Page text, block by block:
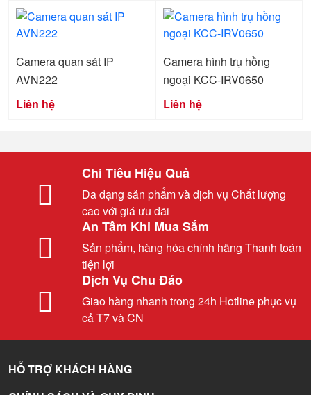
Camera quan sát IP
AVN222
Liên hệ
Camera hình trụ hồng
ngoại KCC-IRV0650
Liên hệ
Chi Tiêu Hiệu Quả
Đa dạng sản phẩm và dịch vụ Chất lượng
cao với giá ưu đãi
An Tâm Khi Mua Sắm
Sản phẩm, hàng hóa chính hãng Thanh toán
tiện lợi
Dịch Vụ Chu Đáo
Giao hàng nhanh trong 24h Hotline phục vụ
cả T7 và CN
HỖ TRỢ KHÁCH HÀNG